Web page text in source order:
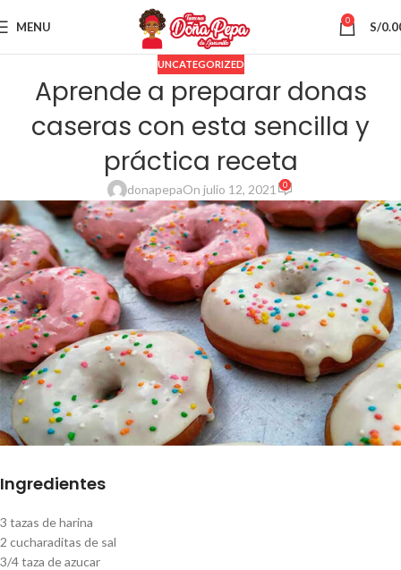
MENU 0 S/
UNCATEGORIZED
Aprende a preparar donas
caseras con esta sencilla y
práctica receta
donapepaOn julio 12, 2021 0
Ingredientes
3 tazas de harina
2 cucharaditas de sal
3/4 taza de azucar